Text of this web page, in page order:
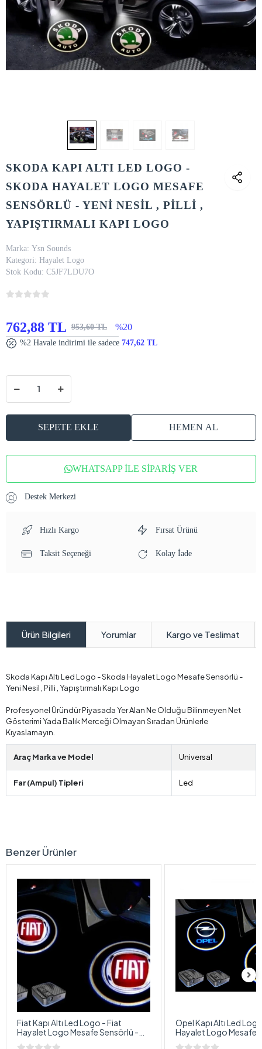
SKODA KAPI ALTI LED LOGO -
SKODA HAYALET LOGO MESAFE
SENSÖRLÜ - YENİ NESİL , PİLLİ ,
YAPIŞTIRMALI KAPI LOGO
Marka: Ysn Sounds
Kategori: Hayalet Logo
Stok Kodu: C5JF7LDU7O
762,88 TL 953,60 TL %20
%2 Havale indirimi ile sadece 747,62 TL
SEPETE EKLE HEMEN AL
WHATSAPP İLE SİPARİŞ VER
Destek Merkezi
Hızlı Kargo Fırsat Ürünü
Taksit Seçeneği Kolay İade
Ürün Bilgileri Yorumlar Kargo ve Teslimat
Skoda Kapı Altı Led Logo - Skoda Hayalet Logo Mesafe Sensörlü -
Yeni Nesil , Pilli , Yapıştırmalı Kapı Logo
Profesyonel Üründür Piyasada Yer Alan Ne Olduğu Bilinmeyen Net
Gösterimi Yada Balık Merceği Olmayan Sıradan Ürünlerle
Kıyaslamayın.
Araç Marka ve Model Universal
Far (Ampul) Tipleri Led
Benzer Ürünler
Fiat Kapı Altı Led Logo - Fiat
Hayalet Logo Mesafe Sensörlü -
Fiat Yeni Nesil , Pilli , Yapıştırmalı
Opel Kapı Altı Led
Hayalet Logo Mesafe
Yeni Nesil , Pilli ,